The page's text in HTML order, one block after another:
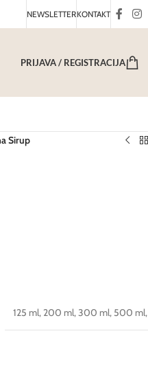
NEWSLETTERKONTAKT
PRIJAVA / REGISTRACIJA
Sirup
125 ml, 200 ml,300 ml, 500 ml,